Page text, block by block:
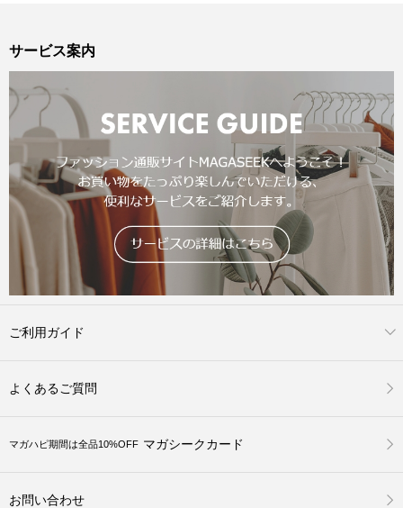
サービス案内
ご利用ガイド
よくあるご質問
マガハピ期間は全品10%OFF マガシークカード
お問い合わせ